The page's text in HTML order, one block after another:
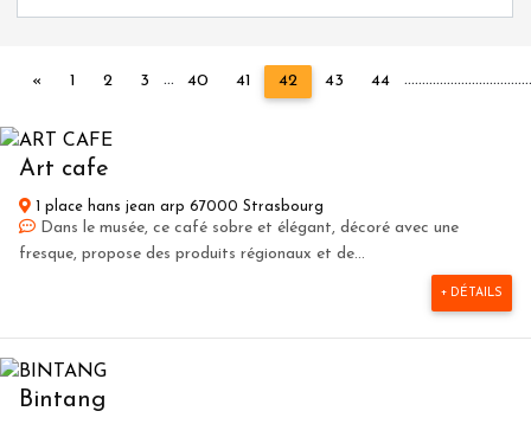
« Précédent
1 2 3 ... 40 41 42 43 44 ....................................
Art cafe
1 place hans jean arp 67000 Strasbourg
Dans le musée, ce café sobre et élégant, décoré avec une
fresque, propose des produits régionaux et de...
+ DÉTAILS
Bintang